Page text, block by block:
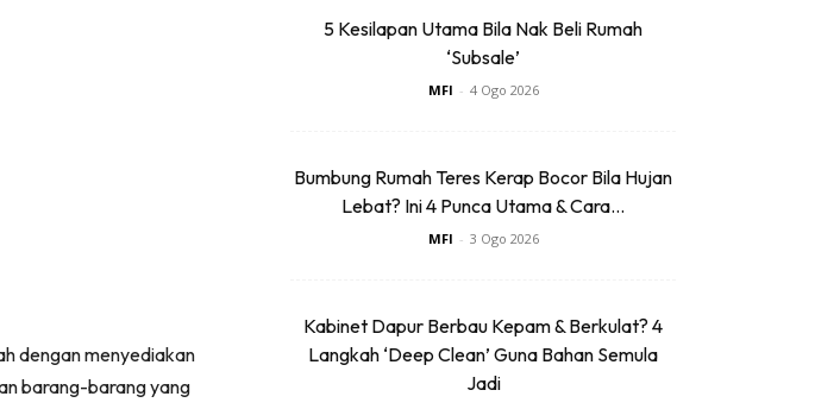
dengan menyediakan
barang-barang yang
5 Kesilapan Utama Bila Nak Beli Rumah
‘Subsale’
MFI - 4 Ogo 2026
Bumbung Rumah Teres Kerap Bocor Bila Hujan
Lebat? Ini 4 Punca Utama & Cara...
MFI - 3 Ogo 2026
Kabinet Dapur Berbau Kepam & Berkulat? 4
Langkah ‘Deep Clean’ Guna Bahan Semula
Jadi